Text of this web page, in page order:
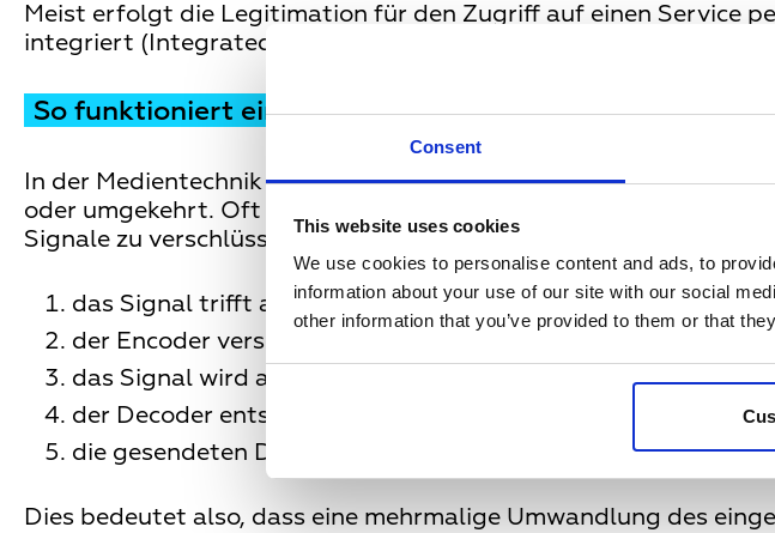
Consent
This website uses cookies
We use cookies to personalise content and ads, to
information about your use of our site with our social
other information that you’ve provided to them or that
Meist erfolgt die Legitimation für den Zugriff auf einen Service
integriert (Integrated Reception Decoder, IRD).
So funktioniert ein Decoder
In der Medientechnik wird ein Decoder in der Regel dann
oder umgekehrt. Oft findet man den Decoder in
Signale zu verschlüsseln. Die Datenverarbeitung findet auf
das Signal trifft auf die Kanalsicherung, bestehend aus
der Encoder verschlüsselt das Signal -->
das Signal wird an den Decoder weitergeleitet -->
der Decoder entschlüsselt das Signal -->
die gesendeten Daten stehen nun zur Verfügung
Dies bedeutet also, dass eine mehrmalige Umwandlung des